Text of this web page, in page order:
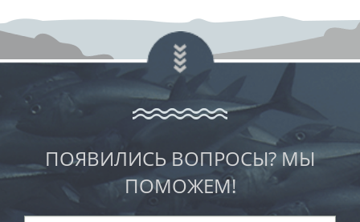
ПОЯВИЛИСЬ ВОПРОСЫ? МЫ
ПОМОЖЕМ!